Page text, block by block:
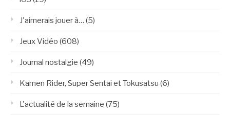
J'aimerais jouer à… (5)
Jeux Vidéo (608)
Journal nostalgie (49)
Kamen Rider, Super Sentai et Tokusatsu (6)
L'actualité de la semaine (75)